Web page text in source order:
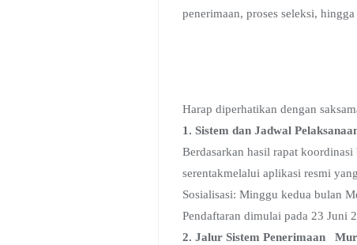
penerimaan, proses seleksi,
Harap diperhatikan dengan
1. Sistem dan Jadwal
Berdasarkan hasil rapat
serentakmelalui aplikasi resmi
Sosialisasi: Minggu kedua bulan
Pendaftaran dimulai pada 23 Juni
2. Jalur Sistem Penerimaan